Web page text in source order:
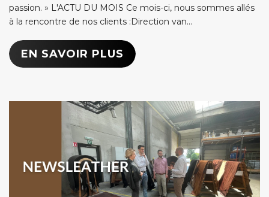
passion. » L'ACTU DU MOIS Ce mois-ci, nous sommes allés
à la rencontre de nos clients :Direction van...
EN SAVOIR PLUS